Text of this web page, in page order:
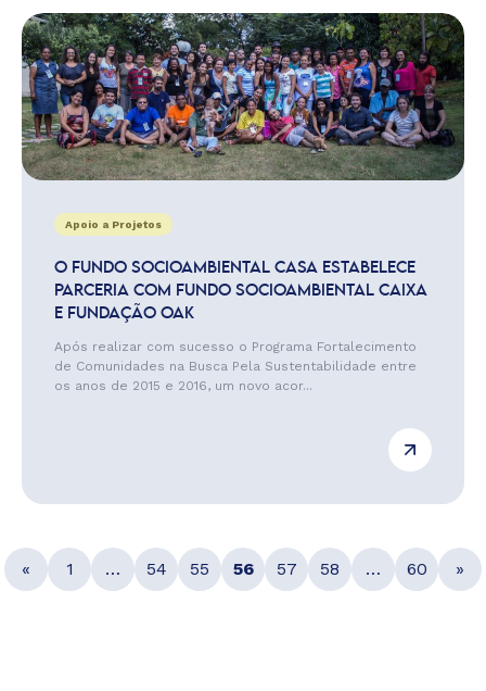
Apoio a Projetos
O FUNDO SOCIOAMBIENTAL CASA ESTABELECE
PARCERIA COM FUNDO SOCIOAMBIENTAL CAIXA
E FUNDAÇÃO OAK
Após realizar com sucesso o Programa Fortalecimento
de Comunidades na Busca Pela Sustentabilidade entre
os anos de 2015 e 2016, um novo acor...
« 1 … 54 55 56 57 58 … 60 »